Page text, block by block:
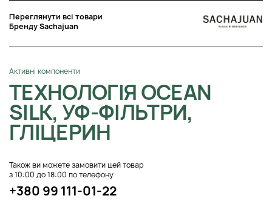
Переглянути всі товари
Бренду Sachajuan
Активні компоненти
ТЕХНОЛОГІЯ OCEAN
SILK, УФ-ФІЛЬТРИ,
ГЛІЦЕРИН
Також ви можете замовити цей товар
з 10:00 до 18:00 по телефону
+380 99 111-01-22